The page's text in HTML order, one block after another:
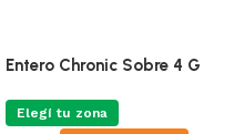
Entero Chronic Sobre 4 G
Elegí tu zona